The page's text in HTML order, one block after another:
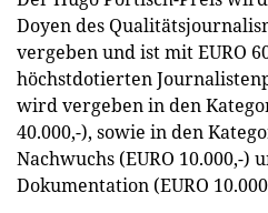
Doyen des
vergeben und ist mit EURO
höchstdotierten
wird vergeben in den
40.000,-), sowie in den
Nachwuchs (EURO 10.000,-)
Dokumentation (EURO